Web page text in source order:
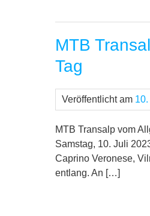
MTB
Tag
Veröffentlicht am
MTB Transalp vom
Samstag, 10. Juli
Caprino Veronese,
entlang. An […]